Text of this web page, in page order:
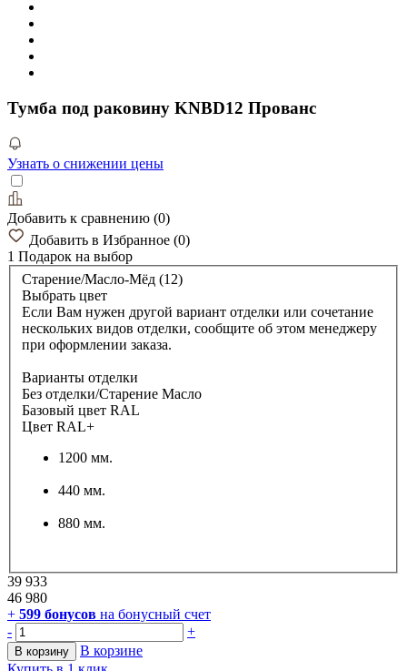
Тумба под раковину KNBD12 Прованс
Узнать о снижении цены
Добавить к сравнению (0)
Добавить в Избранное (0)
1 Подарок на выбор
Старение/Масло-Мёд (12)
Выбрать цвет
Если Вам нужен другой вариант отделки или сочетание
нескольких видов отделки, сообщите об этом менеджеру
при оформлении заказа.
Варианты отделки
Без отделки/Старение Масло
Базовый цвет RAL
Цвет RAL+
1200 мм.
440 мм.
880 мм.
39 933
46 980
+ 599 бонусов на бонусный счет
-
+
В корзину
В корзине